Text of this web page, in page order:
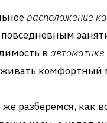
расположение
в
комфортный
разберемся, как